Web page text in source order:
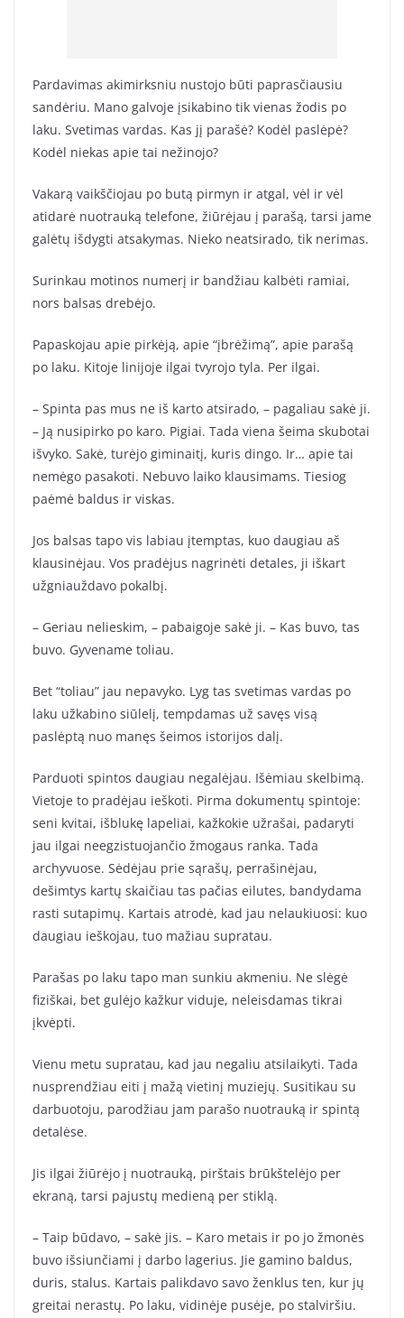
Pardavimas akimirksniu nustojo būti paprasčiausiu
sandėriu. Mano galvoje įsikabino tik vienas žodis po
laku. Svetimas vardas. Kas jį parašė? Kodėl paslėpė?
Kodėl niekas apie tai nežinojo?
Vakarą vaikščiojau po butą pirmyn ir atgal, vėl ir vėl
atidarė nuotrauką telefone, žiūrėjau į parašą, tarsi jame
galėtų išdygti atsakymas. Nieko neatsirado, tik nerimas.
Surinkau motinos numerį ir bandžiau kalbėti ramiai,
nors balsas drebėjo.
Papaskojau apie pirkėją, apie “įbrėžimą”, apie parašą
po laku. Kitoje linijoje ilgai tvyrojo tyla. Per ilgai.
– Spinta pas mus ne iš karto atsirado, – pagaliau sakė ji.
– Ją nusipirko po karo. Pigiai. Tada viena šeima skubotai
išvyko. Sakė, turėjo giminaitį, kuris dingo. Ir… apie tai
nemėgo pasakoti. Nebuvo laiko klausimams. Tiesiog
paėmė baldus ir viskas.
Jos balsas tapo vis labiau įtemptas, kuo daugiau aš
klausinėjau. Vos pradėjus nagrinėti detales, ji iškart
užgniauždavo pokalbį.
– Geriau nelieskim, – pabaigoje sakė ji. – Kas buvo, tas
buvo. Gyvename toliau.
Bet “toliau” jau nepavyko. Lyg tas svetimas vardas po
laku užkabino siūlelį, tempdamas už savęs visą
paslėptą nuo manęs šeimos istorijos dalį.
Parduoti spintos daugiau negalėjau. Išėmiau skelbimą.
Vietoje to pradėjau ieškoti. Pirma dokumentų spintoje:
seni kvitai, išblukę lapeliai, kažkokie užrašai, padaryti
jau ilgai neegzistuojančio žmogaus ranka. Tada
archyvuose. Sėdėjau prie sąrašų, perrašinėjau,
dešimtys kartų skaičiau tas pačias eilutes, bandydama
rasti sutapimų. Kartais atrodė, kad jau nelaukiuosi: kuo
daugiau ieškojau, tuo mažiau supratau.
Parašas po laku tapo man sunkiu akmeniu. Ne slėgė
fiziškai, bet gulėjo kažkur viduje, neleisdamas tikrai
įkvėpti.
Vienu metu supratau, kad jau negaliu atsilaikyti. Tada
nusprendžiau eiti į mažą vietinį muziejų. Susitikau su
darbuotoju, parodžiau jam parašo nuotrauką ir spintą
detalėse.
Jis ilgai žiūrėjo į nuotrauką, pirštais brūkštelėjo per
ekraną, tarsi pajustų medieną per stiklą.
– Taip būdavo, – sakė jis. – Karo metais ir po jo žmonės
buvo išsiunčiami į darbo lagerius. Jie gamino baldus,
duris, stalus. Kartais palikdavo savo ženklus ten, kur jų
greitai nerastų. Po laku, vidinėje pusėje, po stalviršiu.